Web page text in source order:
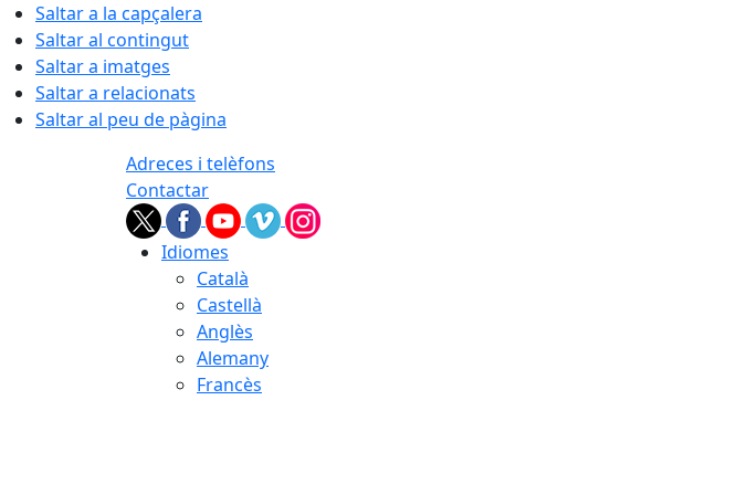
Saltar a la capçalera
Saltar al contingut
Saltar a imatges
Saltar a relacionats
Saltar al peu de pàgina
Adreces i telèfons
Contactar
Idiomes
Català
Castellà
Anglès
Alemany
Francès